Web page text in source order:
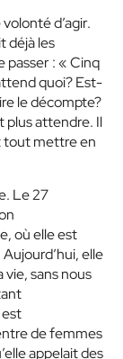
d’agir.
déjà les
passer :« Cinq
quoi? Est-
le décompte?
plus attendre. Il
tout mettre en
Le 27
où elle est
elle
sans nous
de femmes
appelait des